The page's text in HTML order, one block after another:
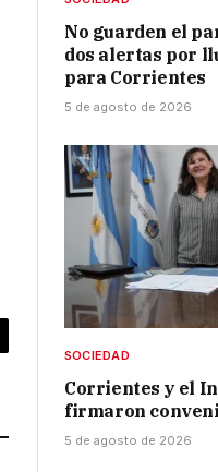
No guarden el
dos alertas por
para Corrientes
5 de agosto de 2026
SOCIEDAD
Corrientes y el
firmaron
5 de agosto de 2026